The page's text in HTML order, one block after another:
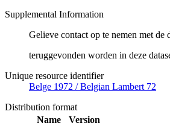
Supplemental Information
Gelieve contact op te nemen met de
teruggevonden worden in deze
Unique resource identifier
Belge 1972 / Belgian Lambert 72
Distribution format
Name
Version